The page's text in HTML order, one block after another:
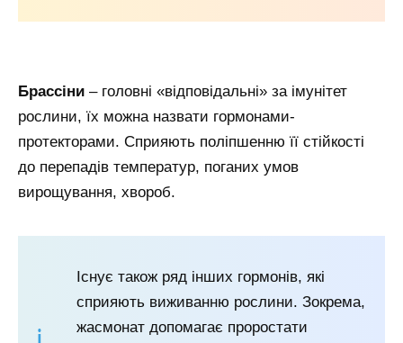
Брассіни – головні «відповідальні» за імунітет
рослини, їх можна назвати гормонами-
протекторами. Сприяють поліпшенню її стійкості
до перепадів температур, поганих умов
вирощування, хвороб.
Існує також ряд інших гормонів, які
сприяють виживанню рослини. Зокрема,
жасмонат допомагає проростати